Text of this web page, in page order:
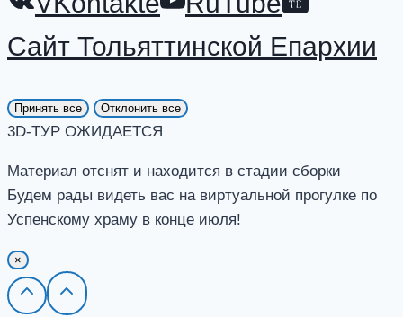
Сайт Тольяттинской Епархии
Принять все Отклонить все
3D-ТУР ОЖИДАЕТСЯ
Материал отснят и находится в стадии сборки
Будем рады видеть вас на виртуальной прогулке по
Успенскому храму в конце июля!
×